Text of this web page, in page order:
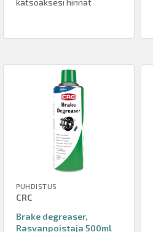
PUHDISTUS
CRC
Brake degreaser,
Rasvanpoistaja 500ml